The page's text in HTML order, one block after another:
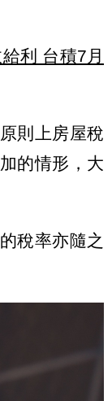
利 台積7月
則上房屋稅
的情形，大
稅率亦隨之